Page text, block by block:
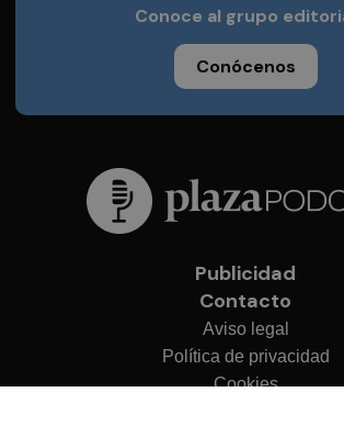
Conoce al grupo
Conócenos
Publicidad
Contacto
Aviso legal
Política de privacidad
Cookies